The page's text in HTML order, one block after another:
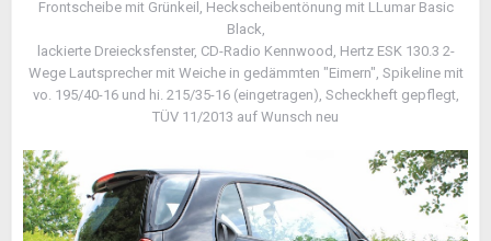
Frontscheibe mit Grünkeil, Heckscheibentönung mit LLumar Basic
Black,
lackierte Dreiecksfenster, CD-Radio Kennwood, Hertz ESK 130.3 2-
Wege Lautsprecher mit Weiche in gedämmten "Eimern", Spikeline mit
vo. 195/40-16 und hi. 215/35-16 (eingetragen), Scheckheft gepflegt,
TÜV 11/2013 auf Wunsch neu